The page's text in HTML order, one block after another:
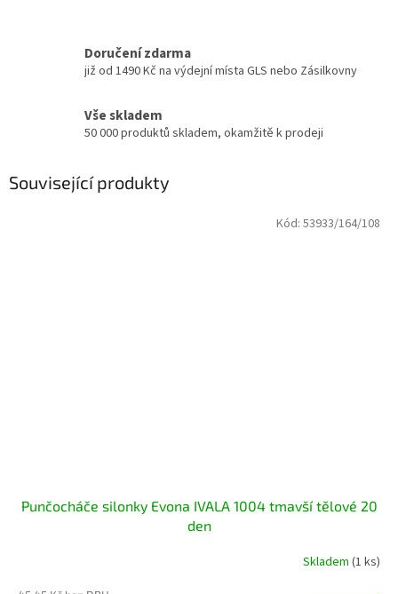
Doručení zdarma
již od 1490 Kč na výdejní místa GLS nebo Zásilkovny
Vše skladem
50 000 produktů skladem, okamžitě k prodeji
Související produkty
Punčocháče silonky Evona IVALA 1004 tmavší tělové 20
den
Skladem (1 ks)
Kód: 53933/164/108